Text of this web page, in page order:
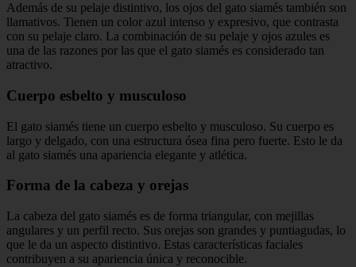
Además de su pelaje distintivo, los ojos del gato siamés también son
llamativos. Tienen un color azul intenso y expresivo, que contrasta
con su pelaje claro. La combinación de su pelaje y ojos azules es
una de las razones por las que el gato siamés es considerado tan
atractivo.
Cuerpo esbelto y musculoso
El gato siamés tiene un cuerpo esbelto y musculoso. Su cuerpo es
largo y delgado, con una estructura ósea fina pero fuerte. Esto le da
al gato siamés una apariencia elegante y atlética.
Forma de la cabeza y orejas
La cabeza del gato siamés es de forma triangular, con mejillas
angulares y un perfil recto. Sus orejas son grandes y puntiagudas, lo
que le da un aspecto distintivo. Estas características faciales
contribuyen a su apariencia única y reconocible.